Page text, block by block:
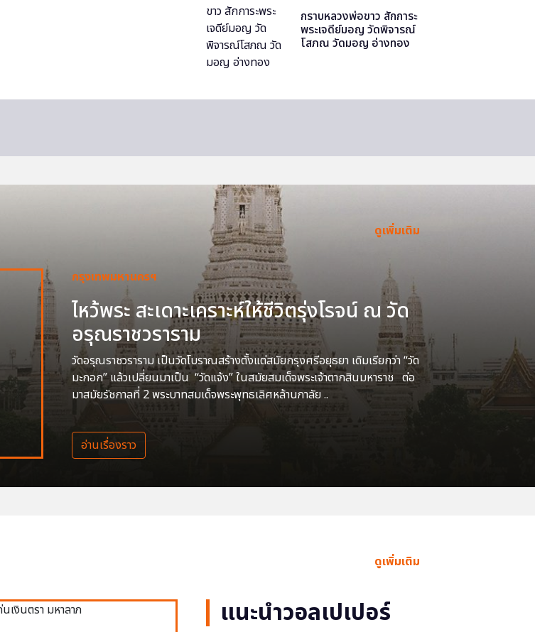
กราบหลวงพ่อขาว สักการะ
พระเจดีย์มอญ วัดพิจารณ์
โสภณ วัดมอญ อ่างทอง
ดูเพิ่มเติม
กรุงเทพมหานครฯ
ไหว้พระ สะเดาะเคราะห์ให้ชีวิตรุ่งโรจน์ ณ วัด
อรุณราชวราราม
วัดอรุณราชวราราม เป็นวัดโบราณสร้างตั้งแต่สมัยกรุงศรีอยุธยา เดิมเรียกว่า “วัด
มะกอก” แล้วเปลี่ยนมาเป็น “วัดแจ้ง” ในสมัยสมเด็จพระเจ้าตากสินมหาราช ต่อ
มาสมัยรัชกาลที่ 2 พระบาทสมเด็จพระพุทธเลิศหล้านภาลัย ..
อ่านเรื่องราว
ดูเพิ่มเติม
แนะนำวอลเปเปอร์